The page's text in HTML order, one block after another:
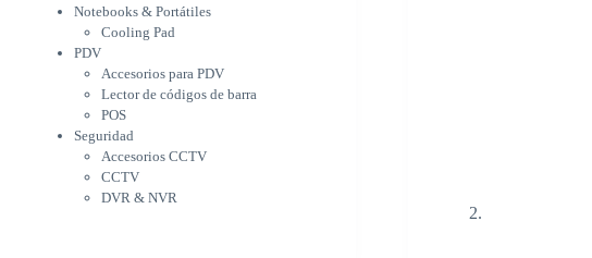
PDV
Accesorios para PDV
POS
Seguridad
Accesorios CCTV
CCTV
DVR & NVR
Sin categorizar
Notebooks & Portátiles
Cooling Pad
PDV
Accesorios para PDV
Lector de códigos de barra
POS
Seguridad
Accesorios CCTV
CCTV
DVR & NVR